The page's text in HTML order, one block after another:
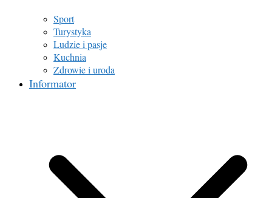
Sport
Turystyka
Ludzie i pasje
Kuchnia
Zdrowie i uroda
Informator